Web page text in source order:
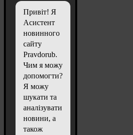
Привіт! Я
Асистент
новинного
сайту
Pravdorub.
Чим я можу
допомогти?
Я можу
шукати та
аналізувати
новини, а
також